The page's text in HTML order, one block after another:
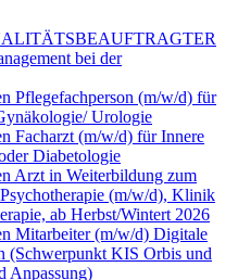
bei der
Pflegefachperson (m/w/d) für
Urologie
Facharzt (m/w/d) für Innere
Diabetologie
Arzt in Weiterbildung zum
(m/w/d), Klinik
ab Herbst/Wintert 2026
Mitarbeiter (m/w/d) Digitale
(Schwerpunkt KIS Orbis und
Anpassung)